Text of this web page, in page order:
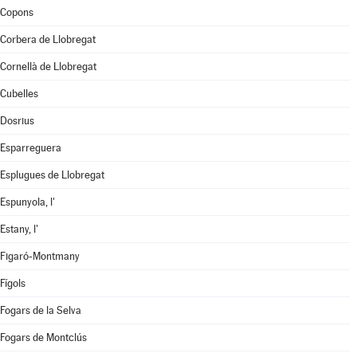
Copons
Corbera de Llobregat
Cornellà de Llobregat
Cubelles
Dosrius
Esparreguera
Esplugues de Llobregat
Espunyola, l'
Estany, l'
Figaró-Montmany
Fígols
Fogars de la Selva
Fogars de Montclús